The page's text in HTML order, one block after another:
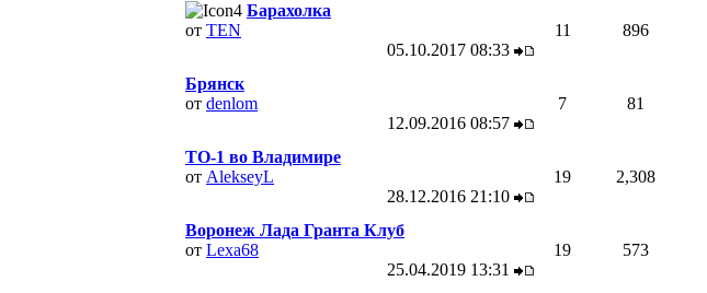
Барахолка
от TEN
05.10.2017 08:33
11 896
Брянск
от denlom
12.09.2016 08:57
7 81
ТО-1 во Владимире
от AlekseyL
28.12.2016 21:10
19 2,308
Воронеж Лада Гранта Клуб
от Lexa68
25.04.2019 13:31
19 573